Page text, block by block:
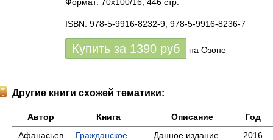
ISBN: 978-5-9916-8232-9, 978-5-9916-8236-7
Купить за 1390 руб на Озоне
Другие книги схожей тематики:
Автор Книга Описание
Год
Афанасьев
Гражданское
Данное издание
2016